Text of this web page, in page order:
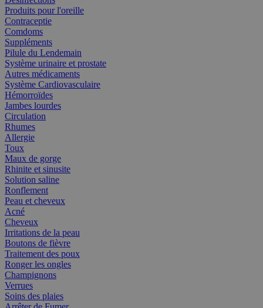
Produits pour l'oreille
Contraceptie
Comdoms
Suppléments
Pilule du Lendemain
Système urinaire et prostate
Autres médicaments
Système Cardiovasculaire
Hémorroïdes
Jambes lourdes
Circulation
Rhumes
Allergie
Toux
Maux de gorge
Rhinite et sinusite
Solution saline
Ronflement
Peau et cheveux
Acné
Cheveux
Irritations de la peau
Boutons de fièvre
Traitement des poux
Ronger les ongles
Champignons
Verrues
Soins des plaies